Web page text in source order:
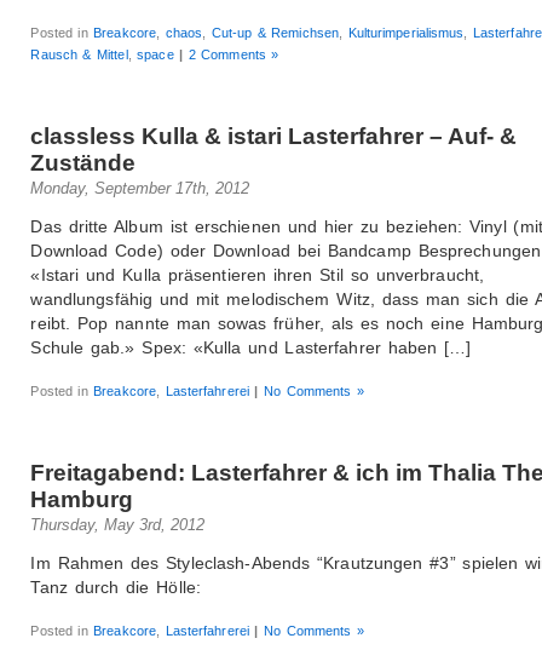
Posted inBreakcore chaos Cut-up & Remichsen Kulturimperialismus
Rausch & Mittel,space | 2 Comments »
classless Kulla & istari Lasterfahrer – Auf- &
Zustände
Monday, September 17th, 2012
Das dritte Album ist erschienen und hier zu beziehen: Vinyl (mit
Download Code) oder Download bei Bandcamp
«Istari und Kulla präsentieren ihren Stil so unverbraucht,
wandlungsfähig und mit melodischem Witz, dass man sich die
reibt. Pop nannte man sowas früher, als es noch eine
Schule gab.» Spex: «Kulla und Lasterfahrer haben […]
Posted inBreakcore Lasterfahrerei | No Comments »
Freitagabend: Lasterfahrer & ich im Thalia
Hamburg
Thursday, May 3rd, 2012
Im Rahmen des Styleclash-Abends “Krautzungen #3” spielen
Tanz durch die Hölle:
Posted inBreakcore Lasterfahrerei | No Comments »